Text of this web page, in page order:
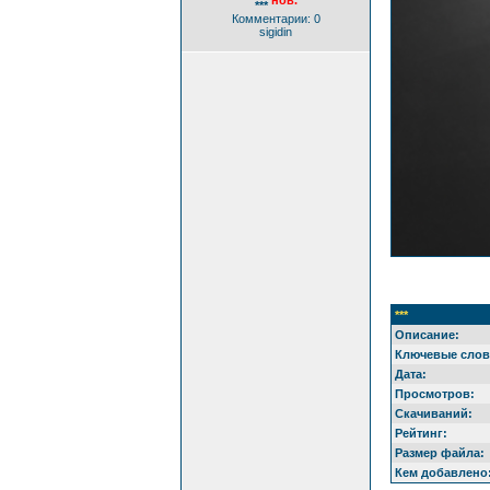
***
Комментарии: 0
sigidin
***
Описание:
Ключевые
Дата:
Просмотров:
Скачиваний:
Рейтинг:
Размер файла:
Кем